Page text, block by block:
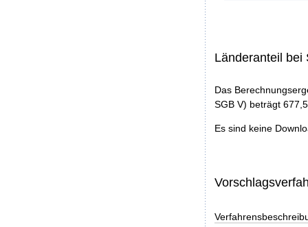
Länderanteil bei
Das
SGB V) beträgt
Es sind keine